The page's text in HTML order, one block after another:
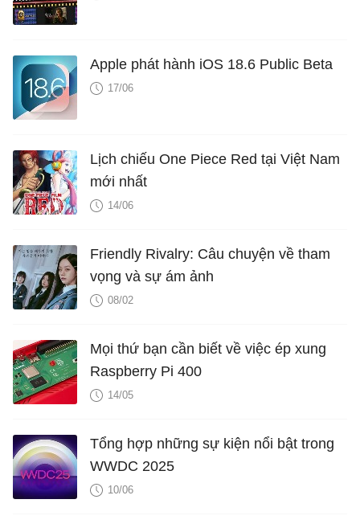
Apple phát hành iOS 18.6 Public Beta
17/06
Lịch chiếu One Piece Red tại Việt Nam
mới nhất
14/06
Friendly Rivalry: Câu chuyện về tham
vọng và sự ám ảnh
08/02
Mọi thứ bạn cần biết về việc ép xung
Raspberry Pi 400
14/05
Tổng hợp những sự kiện nổi bật trong
WWDC 2025
10/06